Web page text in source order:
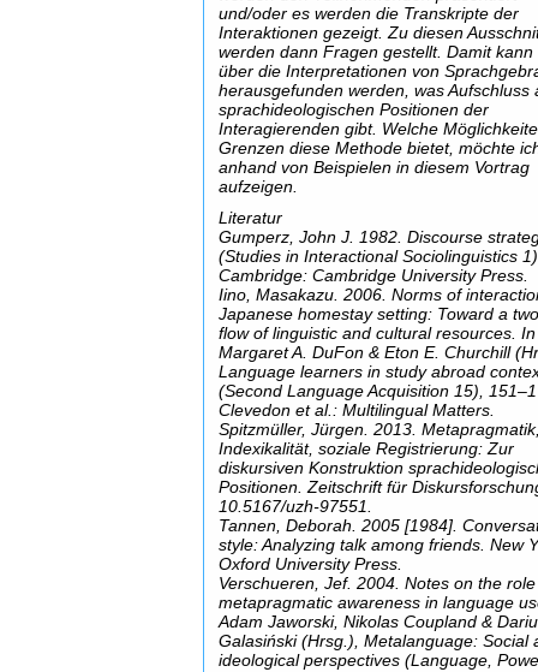
und/oder es werden die Transkripte der
Interaktionen gezeigt. Zu diesen
werden dann Fragen gestellt. Damit kann
über die Interpretationen von
herausgefunden werden, was Aufschluss
sprachideologischen Positionen der
Interagierenden gibt. Welche
Grenzen diese Methode bietet, möchte
anhand von Beispielen in diesem Vortrag
aufzeigen.
Literatur
Gumperz, John J. 1982. Discourse
(Studies in Interactional Sociolinguistics
Cambridge: Cambridge University Press.
Iino, Masakazu. 2006. Norms of
Japanese homestay setting: Toward a
flow of linguistic and cultural resources. In
Margaret A. DuFon & Eton E. Churchill
Language learners in study abroad
(Second Language Acquisition 15),
Clevedon et al.: Multilingual Matters.
Spitzmüller, Jürgen. 2013.
Indexikalität, soziale Registrierung: Zur
diskursiven Konstruktion
Positionen. Zeitschrift für
10.5167/uzh-97551.
Tannen, Deborah. 2005 [1984].
style: Analyzing talk among friends. New
Oxford University Press.
Verschueren, Jef. 2004. Notes on the
metapragmatic awareness in language
Adam Jaworski, Nikolas Coupland &
Galasiński (Hrsg.), Metalanguage: Social
ideological perspectives (Language,